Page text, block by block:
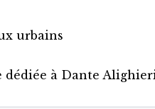
urbains
dédiée à Dante